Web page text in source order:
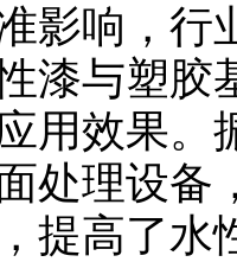
影响，行
漆与塑胶
用效果。
处理设备
提高了水